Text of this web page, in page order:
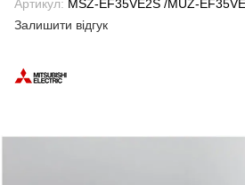
Артикул: MSZ-EF35VE2S /MUZ-
Залишити відгук